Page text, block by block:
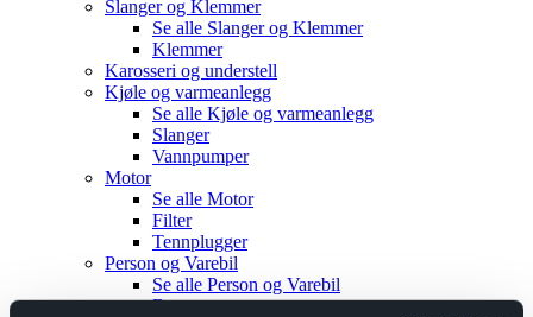
Slanger og Klemmer
Se alle Slanger og Klemmer
Klemmer
Karosseri og understell
Kjøle og varmeanlegg
Se alle Kjøle og varmeanlegg
Slanger
Vannpumper
Motor
Se alle Motor
Filter
Tennplugger
Person og Varebil
Se alle Person og Varebil
Brems